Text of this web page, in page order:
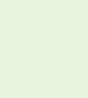
カタログ